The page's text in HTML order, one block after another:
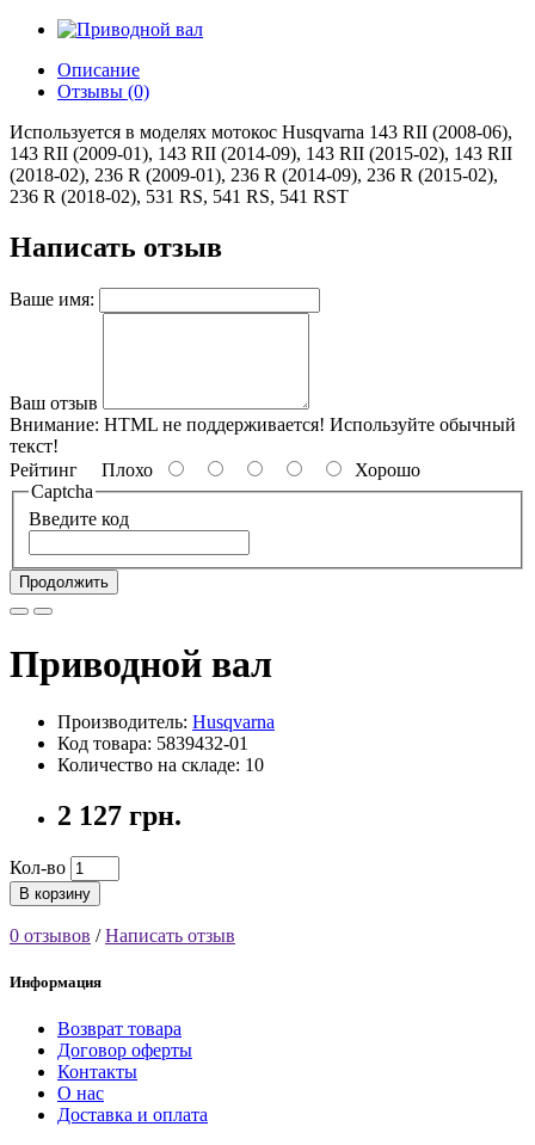
Описание
Отзывы (0)
Используется в моделях мотокос Husqvarna 143 RII (2008-06),
143 RII (2009-01), 143 RII (2014-09), 143 RII (2015-02), 143 RII
(2018-02), 236 R (2009-01), 236 R (2014-09), 236 R (2015-02),
236 R (2018-02), 531 RS, 541 RS, 541 RST
Написать отзыв
Ваше имя:
Ваш отзыв
Внимание: HTML не поддерживается! Используйте обычный
текст!
Рейтинг Плохо
Хорошо
Captcha
Введите код
Продолжить
Приводной вал
Производитель: Husqvarna
Код товара: 5839432-01
Количество на складе: 10
2 127 грн.
Кол-во
В корзину
0 отзывов /Написать отзыв
Информация
Возврат товара
Договор оферты
Контакты
О нас
Доставка и оплата